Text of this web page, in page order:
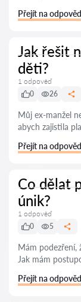
Přejít na odpověď
Jak řešit
děti?
1 odpověď
0
26
Můj ex-manžel
abych zajistila
Přejít na odpověď
Co dělat
únik?
1 odpověď
0
5
Mám podezření,
Jak mám
Přejít na odpověď